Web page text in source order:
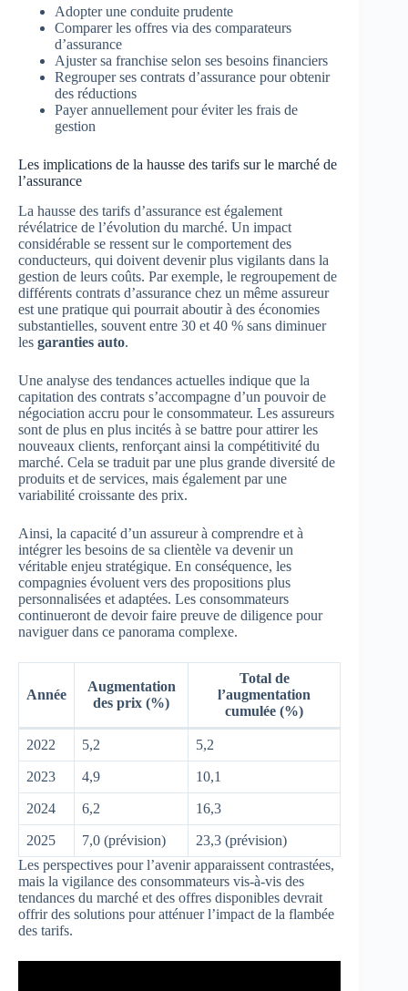
Adopter une conduite prudente
Comparer les offres via des comparateurs
d’assurance
Ajuster sa franchise selon ses besoins financiers
Regrouper ses contrats d’assurance pour obtenir
des réductions
Payer annuellement pour éviter les frais de
gestion
Les implications de la hausse des tarifs sur le marché de
l’assurance
La hausse des tarifs d’assurance est également
révélatrice de l’évolution du marché. Un impact
considérable se ressent sur le comportement des
conducteurs, qui doivent devenir plus vigilants dans la
gestion de leurs coûts. Par exemple, le regroupement de
différents contrats d’assurance chez un même assureur
est une pratique qui pourrait aboutir à des économies
substantielles, souvent entre 30 et 40 % sans diminuer
les garanties auto.
Une analyse des tendances actuelles indique que la
capitation des contrats s’accompagne d’un pouvoir de
négociation accru pour le consommateur. Les assureurs
sont de plus en plus incités à se battre pour attirer les
nouveaux clients, renforçant ainsi la compétitivité du
marché. Cela se traduit par une plus grande diversité de
produits et de services, mais également par une
variabilité croissante des prix.
Ainsi, la capacité d’un assureur à comprendre et à
intégrer les besoins de sa clientèle va devenir un
véritable enjeu stratégique. En conséquence, les
compagnies évoluent vers des propositions plus
personnalisées et adaptées. Les consommateurs
continueront de devoir faire preuve de diligence pour
naviguer dans ce panorama complexe.
Année
Augmentation
des prix (%)
Total de
l’augmentation
cumulée (%)
2022 5,2 5,2
2023 4,9 10,1
2024 6,2 16,3
2025 7,0 (prévision)
23,3 (prévision)
Les perspectives pour l’avenir apparaissent contrastées,
mais la vigilance des consommateurs vis-à-vis des
tendances du marché et des offres disponibles devrait
offrir des solutions pour atténuer l’impact de la flambée
des tarifs.